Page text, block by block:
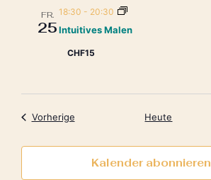
FR.
25
18:30 - 20:30
Intuitives Malen
CHF15
VorherigeVeranstaltungenHeute
Kalender abonnieren